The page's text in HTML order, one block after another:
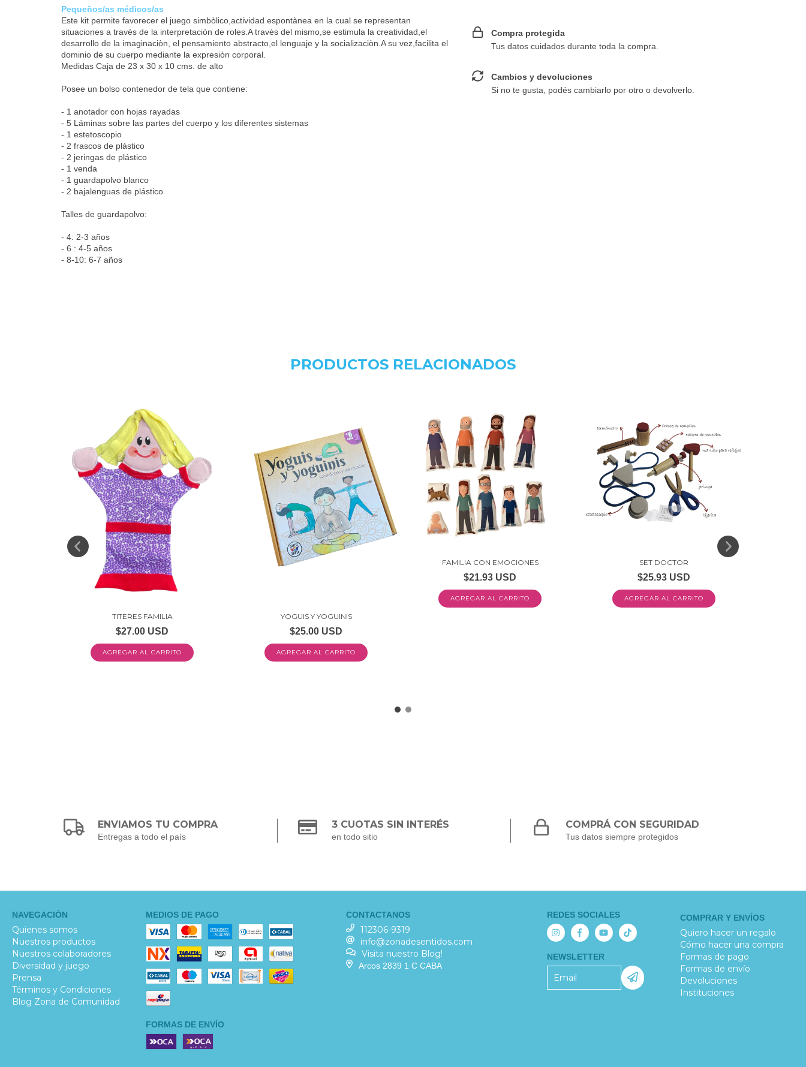
Pequeños/as médicos/as
Este kit permite favorecer el juego simbòlico,actividad espontànea en la cual se representan
situaciones a travès de la interpretaciòn de roles.A travès del mismo,se estimula la creatividad,el
desarrollo de la imaginaciòn, el pensamiento abstracto,el lenguaje y la socializaciòn.A su vez,facilita el
dominio de su cuerpo mediante la expresiòn corporal.
Medidas Caja de 23 x 30 x 10 cms. de alto
Posee un bolso contenedor de tela que contiene:
- 1 anotador con hojas rayadas
- 5 Láminas sobre las partes del cuerpo y los diferentes sistemas
- 1 estetoscopio
- 2 frascos de plástico
- 2 jeringas de plástico
- 1 venda
- 1 guardapolvo blanco
- 2 bajalenguas de plástico
Talles de guardapolvo:
- 4: 2-3 años
- 6 : 4-5 años
- 8-10: 6-7 años
Compra protegida
Tus datos cuidados durante toda la compra.
Cambios y devoluciones
Si no te gusta, podés cambiarlo por otro o devolverlo.
PRODUCTOS RELACIONADOS
TITERES FAMILIA
$27.00 USD
YOGUIS Y YOGUINIS
$25.00 USD
FAMILIA CON EMOCIONES
$21.93 USD
SET DOCTOR
$25.93 USD
ENVIAMOS TU COMPRA
Entregas a todo el país
3 CUOTAS SIN INTERÉS
en todo sitio
COMPRÁ CON SEGURIDAD
Tus datos siempre protegidos
NAVEGACIÓN
Quienes somos
Nuestros productos
Nuestros colaboradores
Diversidad y juego
Prensa
Términos y Condiciones
Blog Zona de Comunidad
MEDIOS DE PAGO
FORMAS DE ENVÍO
CONTACTANOS
112306-9319
info@zonadesentidos.com
Visita nuestro Blog!
Arcos 2839 1 C CABA
REDES SOCIALES
NEWSLETTER
COMPRAR Y ENVÍOS
Quiero hacer un regalo
Cómo hacer una compra
Formas de pago
Formas de envío
Devoluciones
Instituciones